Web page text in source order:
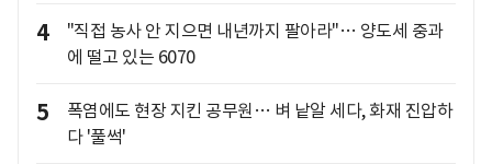
4
"직접 농사 안 지으면 내년까지 팔아라"… 양도세 중과
에 떨고 있는 6070
5
폭염에도 현장 지킨 공무원… 벼 낱알 세다, 화재 진압하
다 '풀썩'